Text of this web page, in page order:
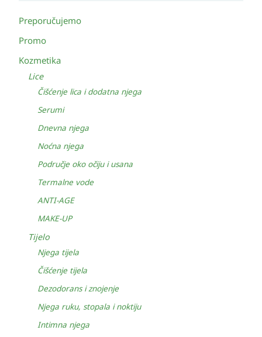
Preporučujemo
Promo
Kozmetika
Lice
Čišćenje lica i dodatna njega
Serumi
Dnevna njega
Noćna njega
Područje oko očiju i usana
Termalne vode
ANTI-AGE
MAKE-UP
Tijelo
Njega tijela
Čišćenje tijela
Dezodorans i znojenje
Njega ruku, stopala i noktiju
Intimna njega